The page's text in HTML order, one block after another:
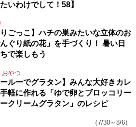
いわけでして！58】
りごっこ】ハチの巣みたいな立体のお
ぐり紙の花」を手づくり！ 暑い日
で楽しもう
おやつ
ールーでグラタン】みんな大好きカレ
軽に作れる「ゆで卵とブロッコリー
クリームグラタン」のレシピ
（7/30～8/6）